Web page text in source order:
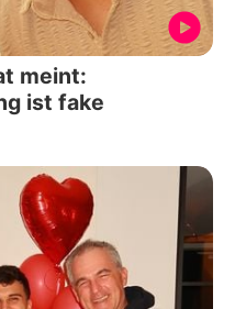
meint:
ist fake